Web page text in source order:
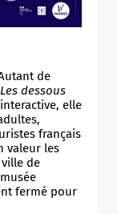
de
Les dessous
elle
français
valeur les
de
fermé pour